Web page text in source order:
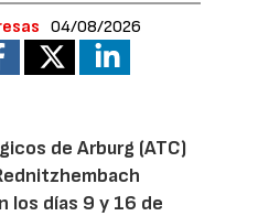
04/08/2026
de Arburg (ATC)
los días 9 y 16 de